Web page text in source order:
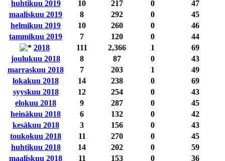
huhtikuu 2019
10 217 0
47
maaliskuu 2019
8 292 0
45
helmikuu 2019
10 260 0
46
tammikuu 2019
7 120 0
44
2018
111 2,366 1
69
joulukuu 2018
8 87 0
43
marraskuu 2018
7 203 1
49
lokakuu 2018
14 238 0
69
syyskuu 2018
12 254 0
43
elokuu 2018
9 287 0
45
heinäkuu 2018
6 132 0
42
kesäkuu 2018
3 156 0
43
toukokuu 2018
11 270 0
45
huhtikuu 2018
14 202 0
59
maaliskuu 2018
11 153 0 36